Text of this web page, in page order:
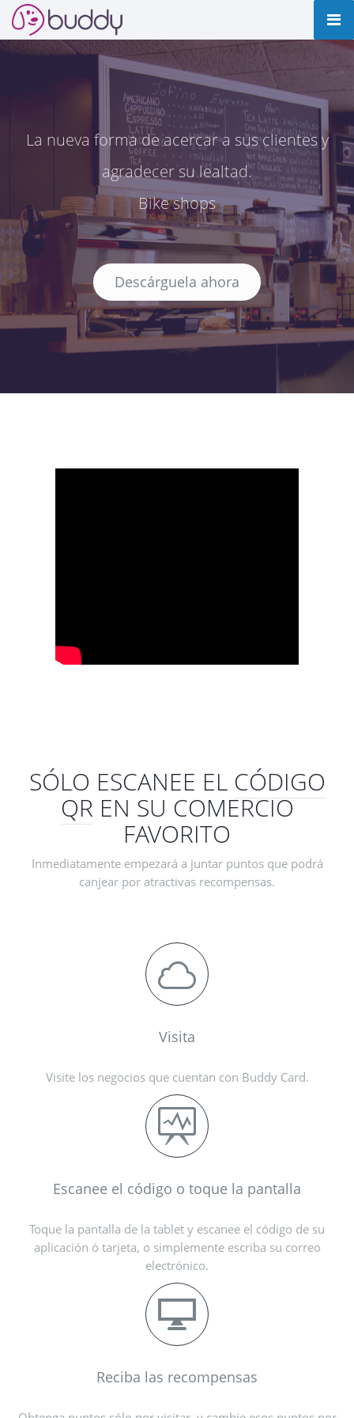
La nueva forma de acercar a sus clientes y
agradecer su lealtad.
Bike shops
Descárguela ahora
SÓLO ESCANEE EL CÓDIGO
QR EN SU COMERCIO
FAVORITO
Inmediatamente empezará a juntar puntos que podrá
canjear por atractivas recompensas.
Visita
Visite los negocios que cuentan con Buddy Card.
Escanee el código o toque la pantalla
Toque la pantalla de la tablet y escanee el código de su
aplicación ó tarjeta, o simplemente escriba su correo
electrónico.
Reciba las recompensas